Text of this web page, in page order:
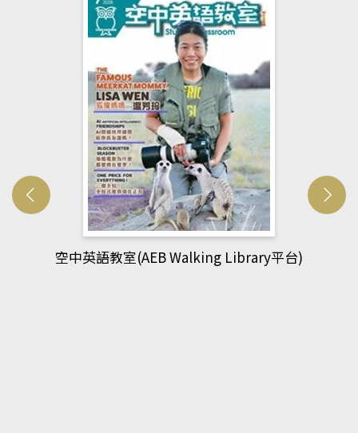
空中英語教室(AEB Walking Library平台)